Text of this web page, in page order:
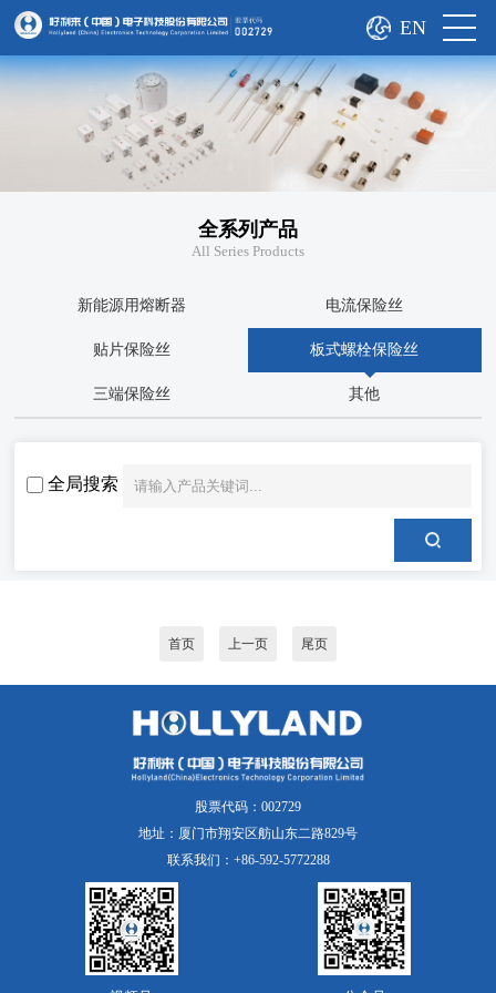
EN
全系列产品
All Series Products
新能源用熔断器 电流保险丝
贴片保险丝 板式螺栓保险丝
三端保险丝 其他
全局搜索
首页 上一页 尾页
股票代码：002729
地址：厦门市翔安区舫山东二路829号
联系我们：+86-592-5772288